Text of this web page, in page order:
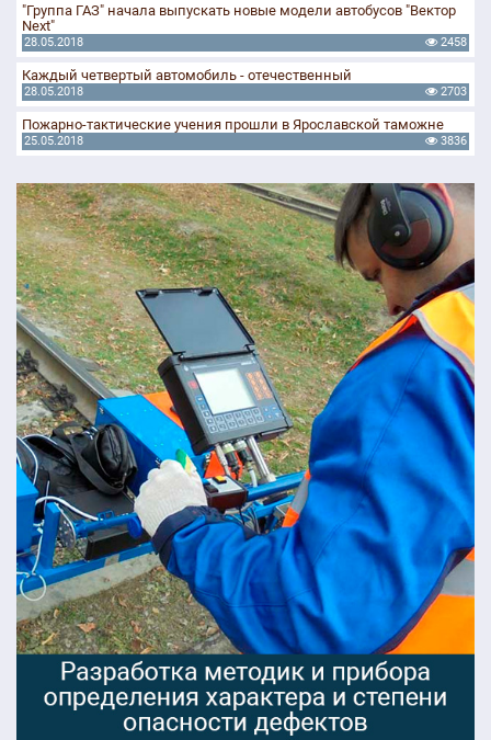
"Группа ГАЗ" начала выпускать новые модели автобусов "Вектор
Next"
28.05.2018 2458
Каждый четвертый автомобиль - отечественный
28.05.2018 2703
Пожарно-тактические учения прошли в Ярославской таможне
25.05.2018 3836